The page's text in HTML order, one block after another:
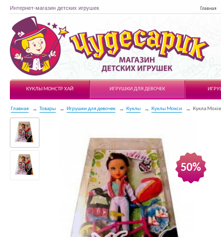
Интернет-магазин детских игрушек Главная
Чудесарик
КУКЛЫ МОНСТР ХАЙ
ИГРУШКИ ДЛЯ ДЕВОЧЕК
Главная Товары Игрушки для девочек Куклы Куклы Мокси Кукла
50%